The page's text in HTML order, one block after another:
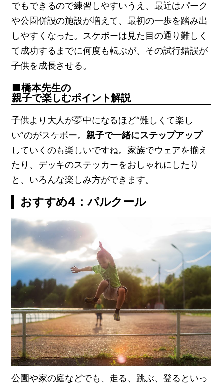
でもできるので練習しやすいうえ、最近はパーク
や公園併設の施設が増えて、最初の一歩を踏み出
しやすくなった。スケボーは見た目の通り難しく
て成功するまでに何度も転ぶが、その試行錯誤が
子供を成長させる。
橋本先生の
親子で楽しむポイント解説
子供より大人が夢中になるほど“難しくて楽し
い”のがスケボー。 親子で一緒にステップアップ
していくのも楽しいですね。家族でウェアを揃え
たり、デッキのステッカーをおしゃれにしたり
と、いろんな楽しみ方ができます。
おすすめ4：パルクール
公園や家の庭などでも、走る、跳ぶ、登るといっ